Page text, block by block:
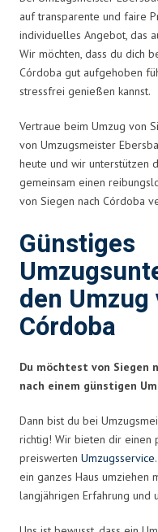
auf transparente und faire
individuelles Angebot, das
Wir möchten, dass du dich
Córdoba gut aufgehoben
stressfrei genießen kannst.
Vertraue beim Umzug von
von Umzugsmeister
heute und wir unterstützen
gemeinsam einen
von Siegen nach Córdoba
Günstiges
den
Córdoba
Du möchtest von Siegen
nach einem günstigen
Dann bist du bei
richtig! Wir bieten dir einen
preiswerten Umzugsservice
ein ganzes Haus umziehen
langjährigen Erfahrung und